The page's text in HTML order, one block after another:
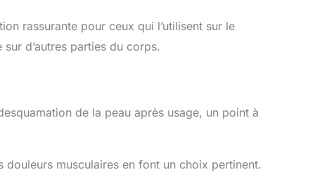
rassurante pour ceux qui l’utilisent sur le
d’autres parties du corps.
de la peau après usage, un point à
musculaires en font un choix pertinent.